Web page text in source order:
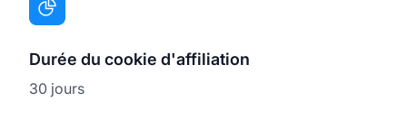
Durée du cookie d'affiliation
30 jours